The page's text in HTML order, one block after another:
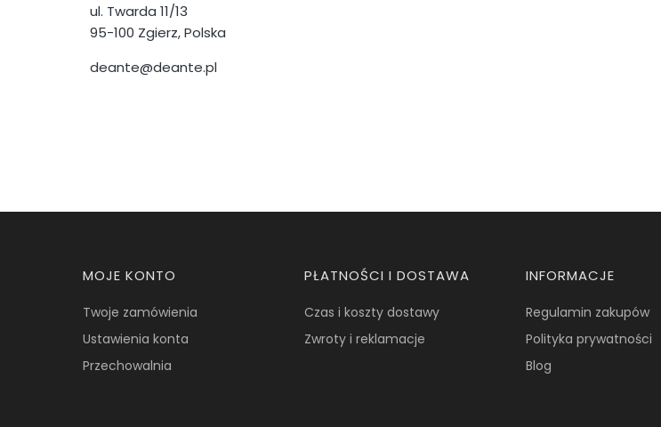
ul. Twarda 11/13
95-100 Zgierz, Polska
deante@deante.pl
Linki w stopce
MOJE KONTO
Twoje zamówienia
Ustawienia konta
Przechowalnia
PŁATNOŚCI I DOSTAWA
Czas i koszty dostawy
Zwroty i reklamacje
INFORMACJE
Regulamin zakupów
Polityka prywatności
Blog